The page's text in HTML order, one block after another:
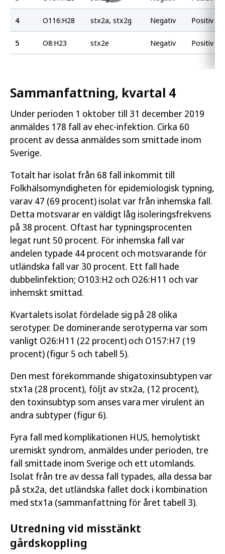
4 O116:H28 stx2a, stx2g Negativ Positiv
5 O8:H23 stx2e Negativ Positiv
Sammanfattning, kvartal 4
Under perioden 1 oktober till 31 december 2019
anmäldes 178 fall av ehec-infektion. Cirka 60
procent av dessa anmäldes som smittade inom
Sverige.
Totalt har isolat från 68 fall inkommit till
Folkhälsomyndigheten för epidemiologisk typning,
varav 47 (69 procent) isolat var från inhemska fall.
Detta motsvarar en väldigt låg isoleringsfrekvens
på 38 procent. Oftast har typningsprocenten
legat runt 50 procent. För inhemska fall var
andelen typade 44 procent och motsvarande för
utländska fall var 30 procent. Ett fall hade
dubbelinfektion; O103:H2 och O26:H11 och var
inhemskt smittad.
Kvartalets isolat fördelade sig på 28 olika
serotyper. De dominerande serotyperna var som
vanligt O26:H11 (22 procent) och O157:H7 (19
procent) (figur 5 och tabell 5).
Den mest förekommande shigatoxinsubtypen var
stx1a (28 procent), följt av stx2a, (12 procent),
den toxinsubtyp som anses vara mer virulent än
andra subtyper (figur 6).
Fyra fall med komplikationen HUS, hemolytiskt
uremiskt syndrom, anmäldes under perioden, tre
fall smittade inom Sverige och ett utomlands.
Isolat från tre av dessa fall typades, alla dessa bar
på stx2a, det utländska fallet dock i kombination
med stx1a (sammanfattning för året tabell 3).
Utredning vid misstänkt
gårdskoppling